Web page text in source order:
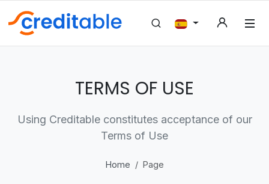
TERMS OF USE
Using Creditable constitutes acceptance of our
Terms of Use
Home Page